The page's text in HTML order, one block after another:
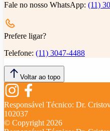
Fale no nosso WhatsApp: (11)
Prefere ligar?
Telefone: (11) 3047-4488
Voltar ao topo
Responsável Técnico: Dr.
102037
© Copyright 2026